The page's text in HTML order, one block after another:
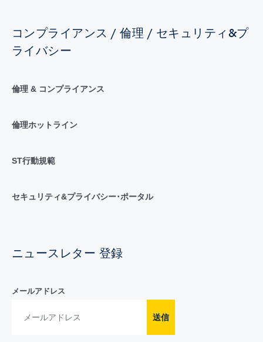
コンプライアンス / 倫理 / セキュリティ&プ
ライバシー
倫理 & コンプライアンス
倫理ホットライン
ST行動規範
セキュリティ&プライバシー･ポータル
ニュースレター 登録
メールアドレス
送信